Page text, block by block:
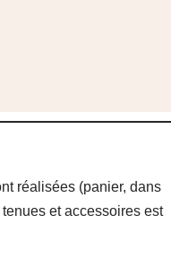
réalisées (panier, dans
et accessoires est